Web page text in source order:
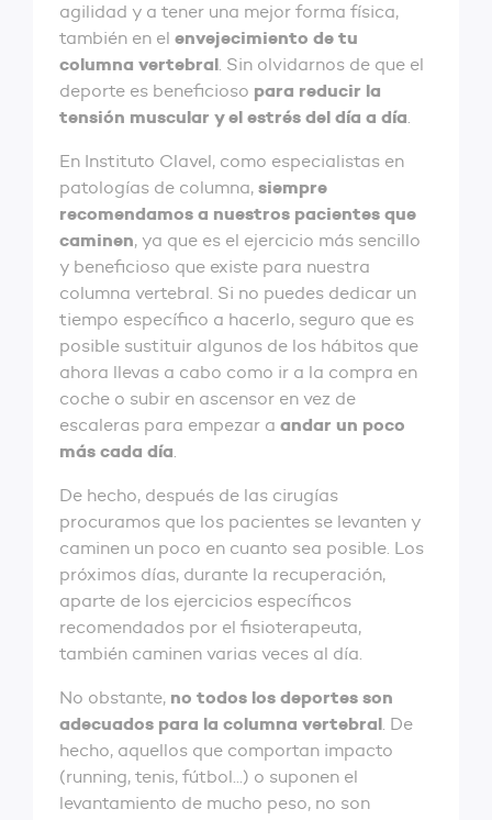
agilidad y a tener una mejor forma física,
también en el envejecimiento de tu
columna vertebral. Sin olvidarnos de que el
deporte es beneficioso para reducir la
tensión muscular y el estrés del día a día.
En Instituto Clavel, como especialistas en
patologías de columna, siempre
recomendamos a nuestros pacientes que
caminen, ya que es el ejercicio más sencillo
y beneficioso que existe para nuestra
columna vertebral. Si no puedes dedicar un
tiempo específico a hacerlo, seguro que es
posible sustituir algunos de los hábitos que
ahora llevas a cabo como ir a la compra en
coche o subir en ascensor en vez de
escaleras para empezar a andar un poco
más cada día.
De hecho, después de las cirugías
procuramos que los pacientes se levanten y
caminen un poco en cuanto sea posible. Los
próximos días, durante la recuperación,
aparte de los ejercicios específicos
recomendados por el fisioterapeuta,
también caminen varias veces al día.
No obstante, no todos los deportes son
adecuados para la columna vertebral. De
hecho, aquellos que comportan impacto
(running, tenis, fútbol...) o suponen el
levantamiento de mucho peso, no son